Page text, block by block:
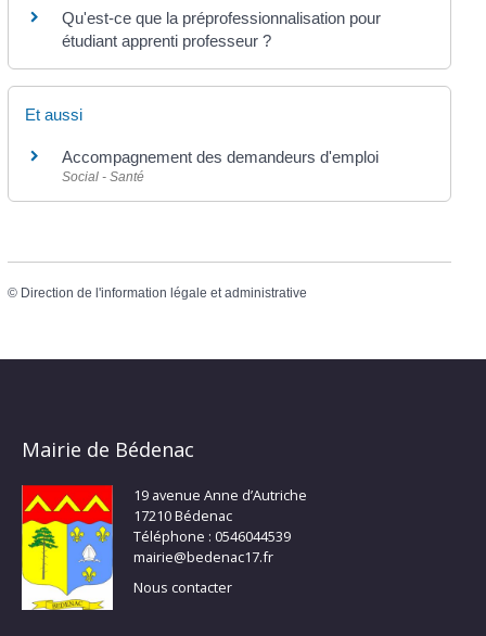
Qu'est-ce que la préprofessionnalisation pour
étudiant apprenti professeur ?
Et aussi
Accompagnement des demandeurs d'emploi
Social - Santé
© Direction de l'information légale et administrative
Mairie de Bédenac
19 avenue Anne d’Autriche
17210 Bédenac
Téléphone : 0546044539
mairie@bedenac17.fr
Nous contacter